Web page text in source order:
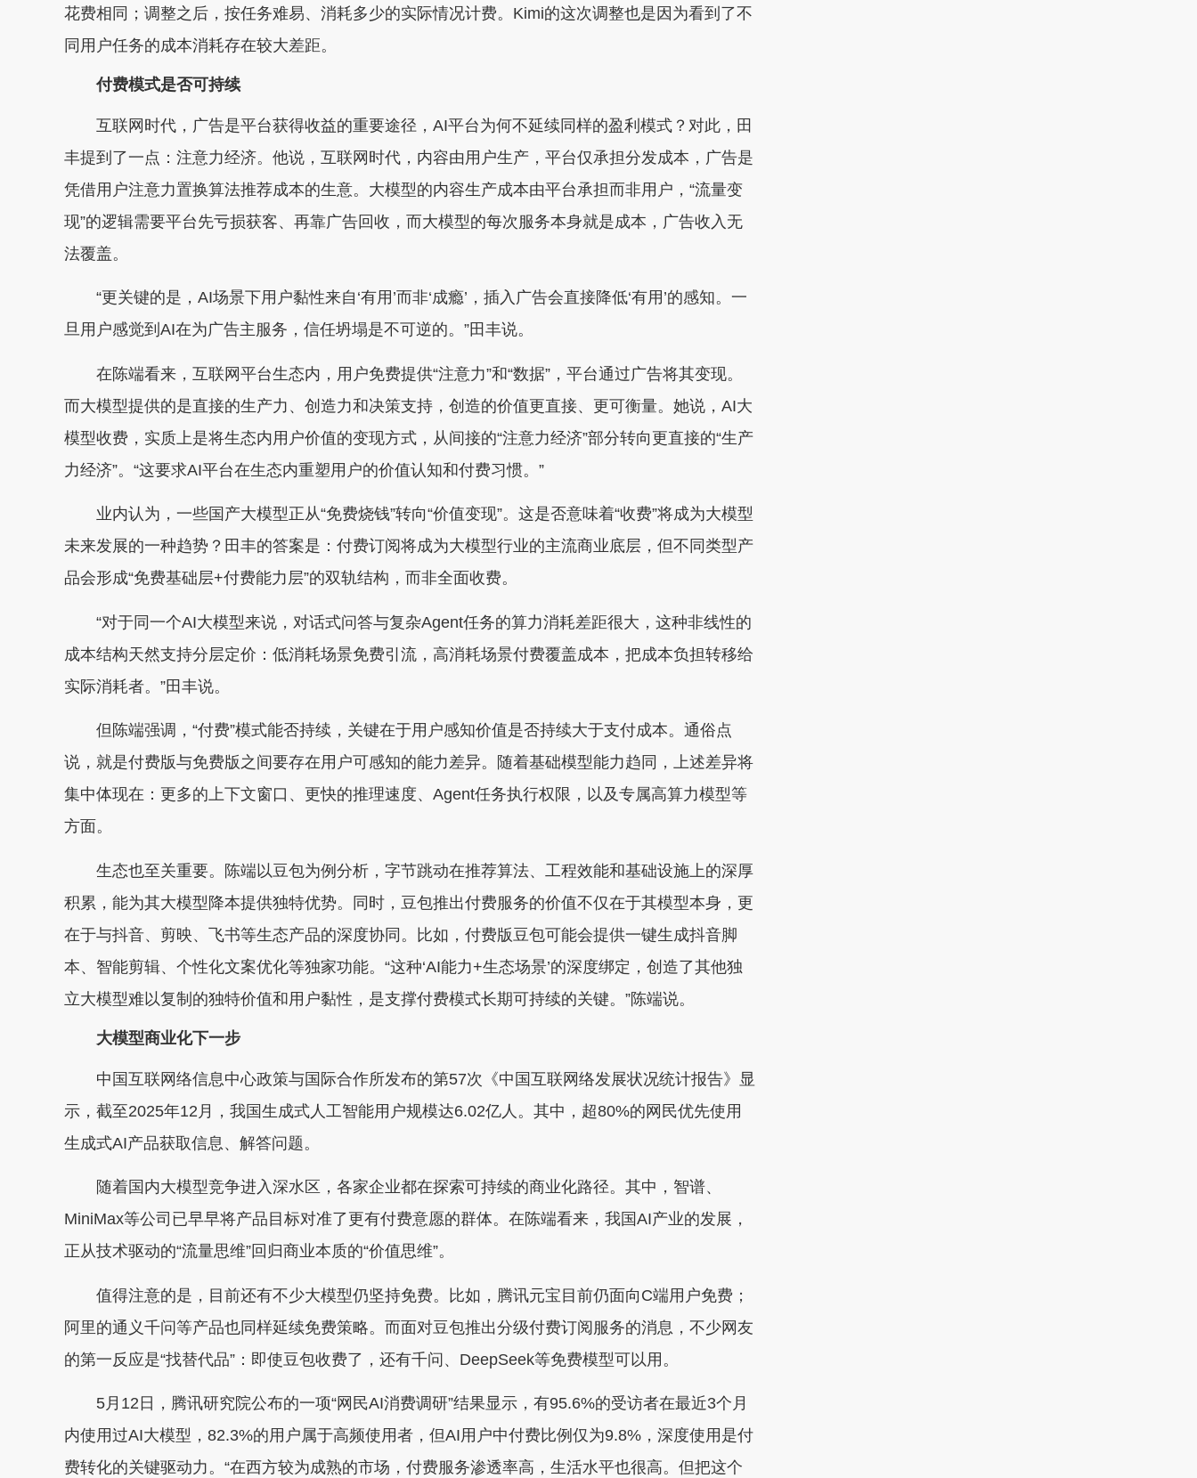
花费相同；调整之后，按任务难易、消耗多少的实际情况计费。Kimi的这次调整也是因为看到了不
同用户任务的成本消耗存在较大差距。
付费模式是否可持续
互联网时代，广告是平台获得收益的重要途径，AI平台为何不延续同样的盈利模式？对此，田
丰提到了一点：注意力经济。他说，互联网时代，内容由用户生产，平台仅承担分发成本，广告是
凭借用户注意力置换算法推荐成本的生意。大模型的内容生产成本由平台承担而非用户，“流量变
现”的逻辑需要平台先亏损获客、再靠广告回收，而大模型的每次服务本身就是成本，广告收入无
法覆盖。
“更关键的是，AI场景下用户黏性来自‘有用’而非‘成瘾’，插入广告会直接降低‘有用’的感知。一
旦用户感觉到AI在为广告主服务，信任坍塌是不可逆的。”田丰说。
在陈端看来，互联网平台生态内，用户免费提供“注意力”和“数据”，平台通过广告将其变现。
而大模型提供的是直接的生产力、创造力和决策支持，创造的价值更直接、更可衡量。她说，AI大
模型收费，实质上是将生态内用户价值的变现方式，从间接的“注意力经济”部分转向更直接的“生产
力经济”。“这要求AI平台在生态内重塑用户的价值认知和付费习惯。”
业内认为，一些国产大模型正从“免费烧钱”转向“价值变现”。这是否意味着“收费”将成为大模型
未来发展的一种趋势？田丰的答案是：付费订阅将成为大模型行业的主流商业底层，但不同类型产
品会形成“免费基础层+付费能力层”的双轨结构，而非全面收费。
“对于同一个AI大模型来说，对话式问答与复杂Agent任务的算力消耗差距很大，这种非线性的
成本结构天然支持分层定价：低消耗场景免费引流，高消耗场景付费覆盖成本，把成本负担转移给
实际消耗者。”田丰说。
但陈端强调，“付费”模式能否持续，关键在于用户感知价值是否持续大于支付成本。通俗点
说，就是付费版与免费版之间要存在用户可感知的能力差异。随着基础模型能力趋同，上述差异将
集中体现在：更多的上下文窗口、更快的推理速度、Agent任务执行权限，以及专属高算力模型等
方面。
生态也至关重要。陈端以豆包为例分析，字节跳动在推荐算法、工程效能和基础设施上的深厚
积累，能为其大模型降本提供独特优势。同时，豆包推出付费服务的价值不仅在于其模型本身，更
在于与抖音、剪映、飞书等生态产品的深度协同。比如，付费版豆包可能会提供一键生成抖音脚
本、智能剪辑、个性化文案优化等独家功能。“这种‘AI能力+生态场景’的深度绑定，创造了其他独
立大模型难以复制的独特价值和用户黏性，是支撑付费模式长期可持续的关键。”陈端说。
大模型商业化下一步
中国互联网络信息中心政策与国际合作所发布的第57次《中国互联网络发展状况统计报告》显
示，截至2025年12月，我国生成式人工智能用户规模达6.02亿人。其中，超80%的网民优先使用
生成式AI产品获取信息、解答问题。
随着国内大模型竞争进入深水区，各家企业都在探索可持续的商业化路径。其中，智谱、
MiniMax等公司已早早将产品目标对准了更有付费意愿的群体。在陈端看来，我国AI产业的发展，
正从技术驱动的“流量思维”回归商业本质的“价值思维”。
值得注意的是，目前还有不少大模型仍坚持免费。比如，腾讯元宝目前仍面向C端用户免费；
阿里的通义千问等产品也同样延续免费策略。而面对豆包推出分级付费订阅服务的消息，不少网友
的第一反应是“找替代品”：即使豆包收费了，还有千问、DeepSeek等免费模型可以用。
5月12日，腾讯研究院公布的一项“网民AI消费调研”结果显示，有95.6%的受访者在最近3个月
内使用过AI大模型，82.3%的用户属于高频使用者，但AI用户中付费比例仅为9.8%，深度使用是付
费转化的关键驱动力。“在西方较为成熟的市场，付费服务渗透率高，生活水平也很高。但把这个